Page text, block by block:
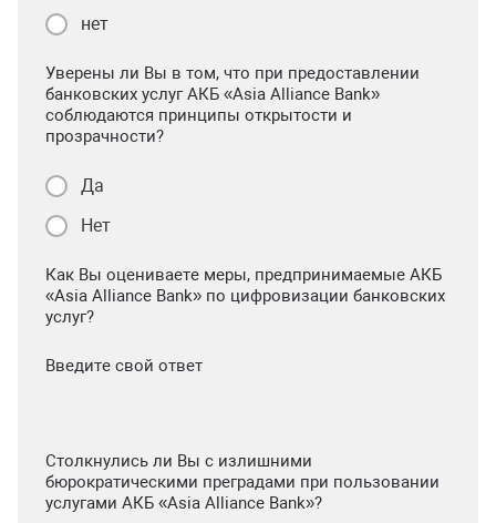
нет
Уверены ли Вы в том, что при предоставлении
банковских услуг АКБ «Asia Alliance Bank»
соблюдаются принципы открытости и
прозрачности?
Да
Нет
Как Вы оцениваете меры, предпринимаемые АКБ
«Asia Alliance Bank» по цифровизации банковских
услуг?
Введите свой ответ
Столкнулись ли Вы с излишними
бюрократическими преградами при пользовании
услугами АКБ «Asia Alliance Bank»?